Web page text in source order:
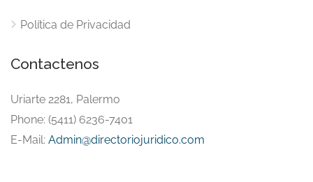
Política de Privacidad
Contactenos
Uriarte 2281, Palermo
Phone: (5411) 6236-7401
E-Mail: Admin@directoriojuridico.com